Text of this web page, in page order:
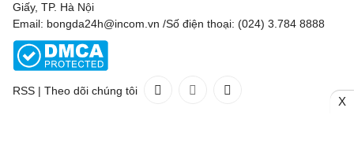
Giấy, TP. Hà Nội
Email: bongda24h@incom.vn /Số điện thoại: (024) 3.784 8888
RSS | Theo dõi chúng tôi
X